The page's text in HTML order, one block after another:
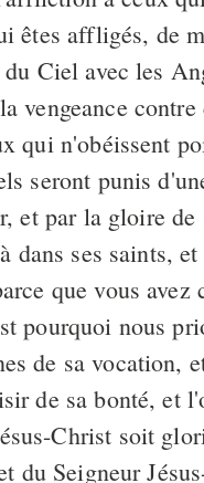
êtes affligés, de
Ciel avec les
vengeance
qui n'obéissent
seront punis
et par la gloire de
ses saints,
que vous avez
pourquoi nous
de sa vocation,
de sa bonté, et
Christ soit
du Seigneur